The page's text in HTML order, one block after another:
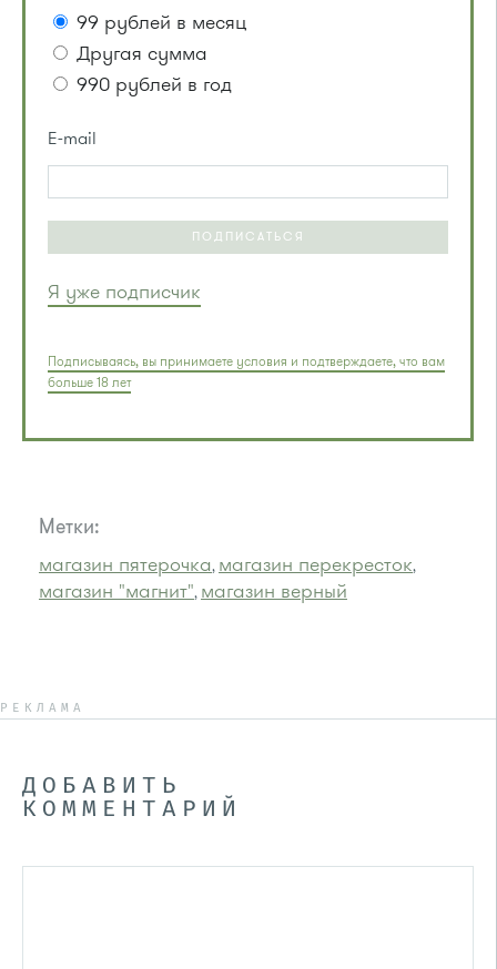
99 рублей в месяц
Другая сумма
990 рублей в год
E-mail
ПОДПИСАТЬСЯ
Я уже подписчик
Подписываясь, вы принимаете условия и подтверждаете, что вам
больше 18 лет
Метки:
магазин пятерочка, магазин перекресток,
магазин "магнит", магазин верный
РЕКЛАМА
ДОБАВИТЬ
КОММЕНТАРИЙ